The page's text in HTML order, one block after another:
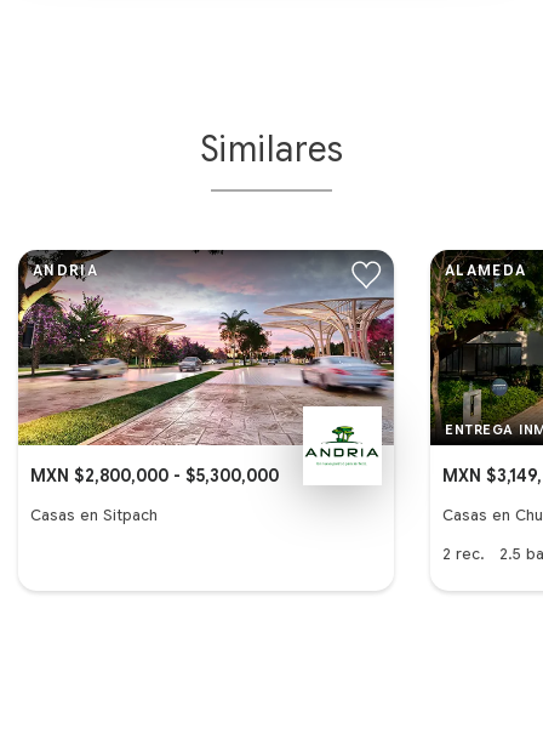
Similares
ANDRIA
MXN $2,800,000 - $5,300,000
Casas en Sitpach
ENTREGA
ALAMEDA
MXN
Casas en
2 rec. 2.5